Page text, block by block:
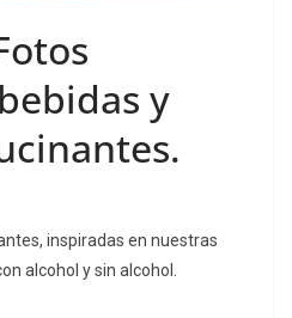
y
inspiradas en nuestras
alcohol y sin alcohol.